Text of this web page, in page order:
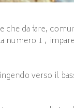
che da fare,
numero 1 ,
verso il